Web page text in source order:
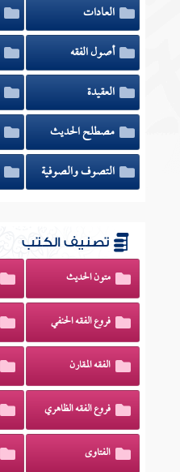
العادات
أصول الفقه
العقيدة
مصطلح الحديث
التصوف والصوفية
تصنيف الكتب
متون الحديث
فروع الفقه الحنفي
الفقه المقارن
فروع الفقه الظاهري
الفتاوى